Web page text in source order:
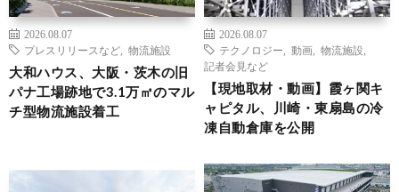
2026.08.07
プレスリリースなど
物流施設
大和ハウス、大阪・茨木の旧
パナ工場跡地で3.1万㎡のマル
チ型物流施設着工
2026.08.07
テクノロジー
動画 物流施設
記者会見など
【現地取材・動画】霞ヶ関キ
ャピタル、川崎・東扇島の冷
凍自動倉庫を公開